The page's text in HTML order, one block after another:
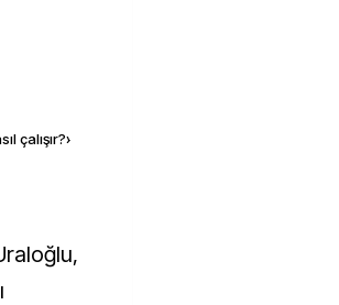
çalışır?›